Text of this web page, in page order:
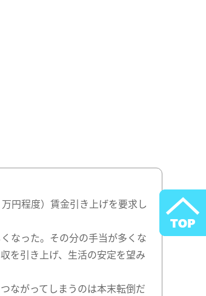
円程度）賃金引き上げを要求し
なった。その分の手当が多くな
を引き上げ、生活の安定を望み
ながってしまうのは本末転倒だ